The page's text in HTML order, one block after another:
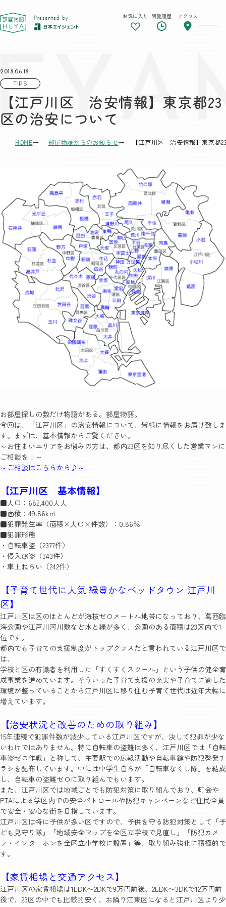
東京 部屋物語 お気に入り 閲覧履歴 アクセス
2018.06.18
TIPS
【江戸川区 治安情報】東京都23
区の治安について
HOME 部屋物語からのお知らせ 【江戸川区 治安情報】東京都
お部屋探しの数だけ物語がある。部屋物語。
今回は、「江戸川区」の治安情報について、皆様に情報をお届け致しま
す。まずは、基本情報からご覧ください。
～お住まいエリアをお悩みの方は、都内23区を知り尽くした営業マンに
ご相談を！～
～ご相談はこちらから♪～
【江戸川区 基本情報】
■人口：682,400人人
■面積：49.86k㎡
■犯罪発生率（面積×人口×件数）：0.86％
■犯罪形態
・自転車盗（2377件）
・侵入窃盗（343件）
・車上ねらい（242件）
【子育て世代に人気 緑豊かなベッドタウン 江戸川
区】
江戸川区は区のほとんどが海抜ゼロメートル地帯になっており、葛西臨
海公園や江戸川河川敷など水と緑が多く、公園のある面積は23区内で1
位です。
都内でも子育ての支援制度がトップクラスだと言われている江戸川区で
は、
学校と区の有識者を利用した「すくすくスクール」という子供の健全育
成事業を進めています。そういった子育て支援の充実や子育てに適した
環境が整っていることから江戸川区に移り住む子育て世代は近年大幅に
増えています。
【治安状況と改善のための取り組み】
15年連続で犯罪件数が減少している江戸川区ですが、決して犯罪が少な
いわけではありません。特に自転車の盗難は多く、江戸川区では「自転
車盗ゼロ作戦」と称して、主要駅での広報活動や自転車鍵や防犯啓発チ
ラシを配布しています。中には中学生自らが「自転車なくし隊」を結成
し、自転車の盗難ゼロに取り組んでもいます。
また、江戸川区では地域ごとでも防犯対策に取り組んでおり、町会や
PTAによる学区内での安全パトロールや防犯キャンペーンなど住民全員
で安全・安心な街を目指しています。
江戸川区は特に子供が多い区ですので、子供を守る防犯対策として「子
ども見守り隊」「地域安全マップを全区立学校で見直し」「防犯カメ
ラ・インターホンを全区立小学校に設置」等、取り組み強化に積極的で
す。
【家賃相場と交通アクセス】
江戸川区の家賃相場は1LDK〜2DKで9万円前後、2LDK〜3DKで12万円前
後で、23区の中でも比較的安く、お隣り江東区になると江戸川区より少